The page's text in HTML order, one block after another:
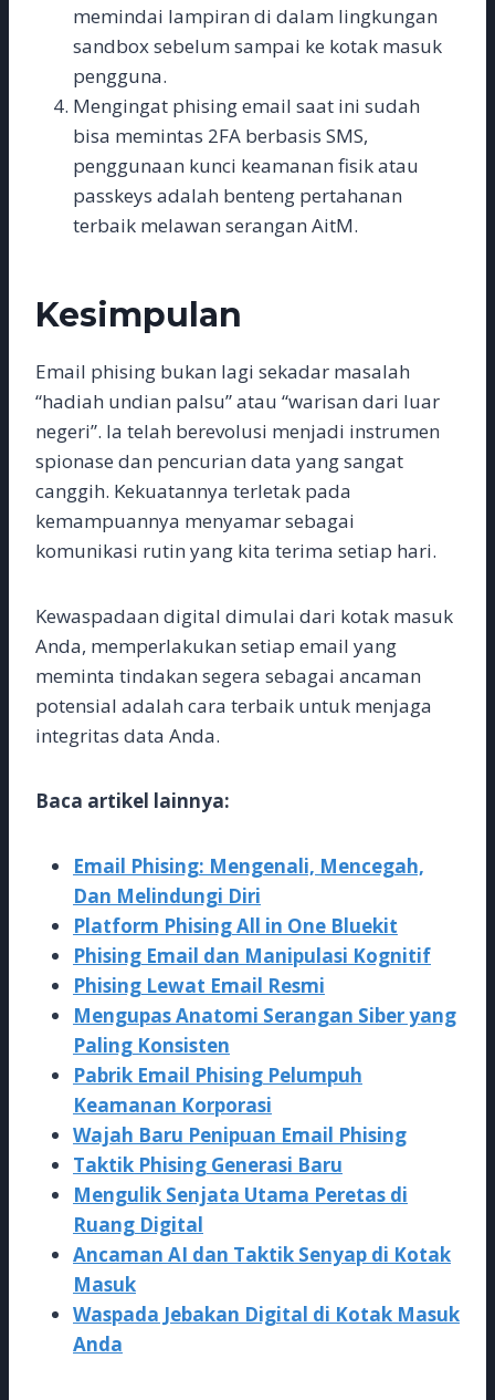
memindai lampiran di dalam lingkungan
sandbox sebelum sampai ke kotak masuk
pengguna.
Mengingat phising email saat ini sudah
bisa memintas 2FA berbasis SMS,
penggunaan kunci keamanan fisik atau
passkeys adalah benteng pertahanan
terbaik melawan serangan AitM.
Kesimpulan
Email phising bukan lagi sekadar masalah
“hadiah undian palsu” atau “warisan dari luar
negeri”. Ia telah berevolusi menjadi instrumen
spionase dan pencurian data yang sangat
canggih. Kekuatannya terletak pada
kemampuannya menyamar sebagai
komunikasi rutin yang kita terima setiap hari.
Kewaspadaan digital dimulai dari kotak masuk
Anda, memperlakukan setiap email yang
meminta tindakan segera sebagai ancaman
potensial adalah cara terbaik untuk menjaga
integritas data Anda.
Baca artikel lainnya:
Email Phising: Mengenali, Mencegah,
Dan Melindungi Diri
Platform Phising All in One Bluekit
Phising Email dan Manipulasi Kognitif
Phising Lewat Email Resmi
Mengupas Anatomi Serangan Siber yang
Paling Konsisten
Pabrik Email Phising Pelumpuh
Keamanan Korporasi
Wajah Baru Penipuan Email Phising
Taktik Phising Generasi Baru
Mengulik Senjata Utama Peretas di
Ruang Digital
Ancaman AI dan Taktik Senyap di Kotak
Masuk
Waspada Jebakan Digital di Kotak Masuk
Anda